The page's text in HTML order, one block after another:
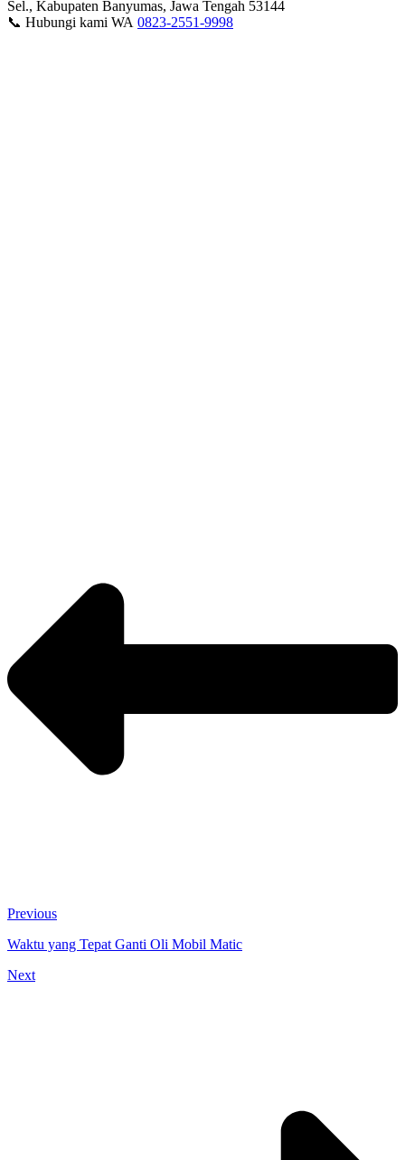
Sel., Kabupaten Banyumas, Jawa Tengah 53144
📞 Hubungi kami WA 0823-2551-9998
Previous
Waktu yang Tepat Ganti Oli Mobil Matic
Next